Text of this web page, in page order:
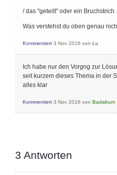
/ das "geteilt" oder ein Bruchstrich.
Was verstehst du oben genau
Kommentiert 3 Nov 2016 von Lu
Ich habe nur den Vorgng zur
seit kurzem dieses Thema in der
alles klar
Kommentiert 3 Nov 2016 von Badabum
3 Antworten